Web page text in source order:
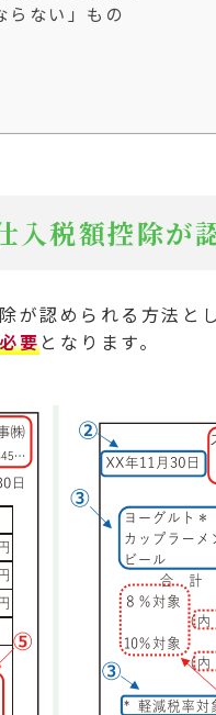
らない」もの
税額控除が
が認められる方法とし
要となります。